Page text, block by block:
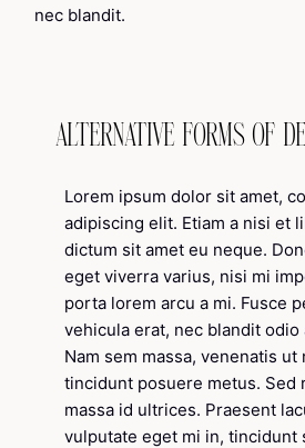
nec blandit.
ALTERNATIVE FORMS OF
Lorem ipsum dolor sit amet,
adipiscing elit. Etiam a nisi et
dictum sit amet eu neque.
eget viverra varius, nisi mi
porta lorem arcu a mi. Fusce
vehicula erat, nec blandit odio
Nam sem massa, venenatis ut
tincidunt posuere metus. Sed
massa id ultrices. Praesent
vulputate eget mi in, tincidunt